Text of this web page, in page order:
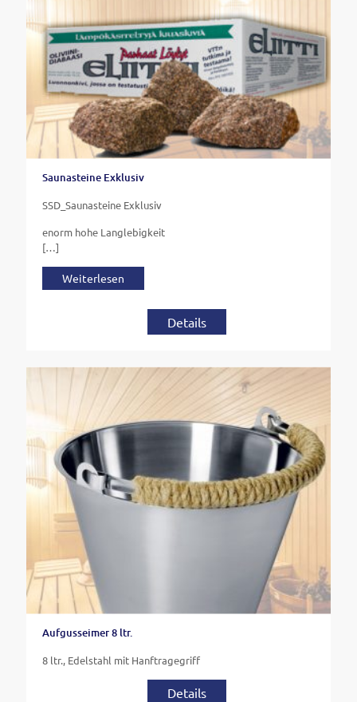
Saunasteine Exklusiv
SSD_Saunasteine Exklusiv
enorm hohe Langlebigkeit
[…]
Weiterlesen
Details
Aufgusseimer 8 ltr.
8 ltr., Edelstahl mit Hanftragegriff
Details